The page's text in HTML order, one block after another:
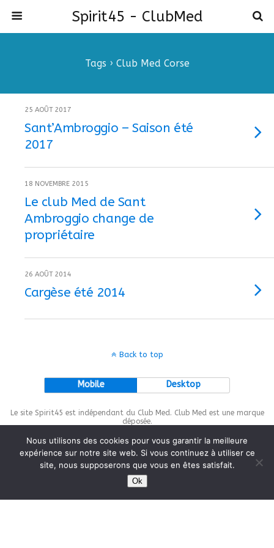
Spirit45 - ClubMed
Tags › Club Med Corse
25 AOÛT 2017
Sant’Ambroggio – Saison été
2017
18 NOVEMBRE 2015
Le club Med de Sant
Ambroggio change de
propriétaire
26 AOÛT 2014
Cargèse été 2014
Back to top
Mobile Desktop
Le site Spirit45 est indépendant du Club Med. Club Med est une marque
déposée.
This site is protected bywp-copyrightpro.com
Nous utilisons des cookies pour vous garantir la meilleure
expérience sur notre site web. Si vous continuez à utiliser ce
site, nous supposerons que vous en êtes satisfait.
Ok